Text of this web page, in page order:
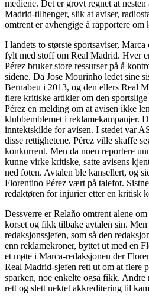
mediene. Det er grovt regnet at
Madrid-tilhenger, slik at aviser,
omtrent er avhengige å rapportere
I landets to største sportsaviser,
fylt med stoff om Real Madrid. Hver
Pérez bruker store ressurser på å
sidene. Da Jose Mourinho ledet sine
Bernabeu i 2013, og den ellers Real
flere kritiske artikler om den
Pérez en melding om at avisen ikke
klubbemblemet i reklamekampanjer.
inntektskilde for avisen. I stedet var
disse rettighetene. Pérez ville skaffe
konkurrent. Men da noen reportere
kunne virke kritiske, satte avisens
ned foten. Avtalen ble kansellert, og
Florentino Pérez vært på talefot.
redaktøren for injurier etter en kritisk
Dessverre er Relaño omtrent alene
korset og fikk tilbake avtalen sin. Men
redaksjonssjefen, som så den
enn reklamekroner, byttet ut med en
et møte i Marca-redaksjonen der
Real Madrid-sjefen rett ut om at flere
sparken, noe enkelte også fikk.
rett og slett nektet akkreditering til